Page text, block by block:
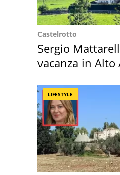
Castelrotto
Sergio
vacanza in Alto
LIFESTYLE